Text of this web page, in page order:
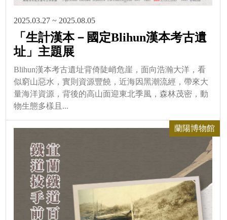
2025.03.27 ~ 2025.08.05
「生計漢本－國定Blihun漢本考古遺
址」主題展
Blihun漢本考古遺址背倚陡峭危崖，面向浩瀚大洋，看
似窮山惡水，實則資源豐饒，近海因黑潮流經，帶來大
量海洋資源，背後的高山面迎東北季風，森林茂密，動
物生態多樣且...
蘭陽博物館